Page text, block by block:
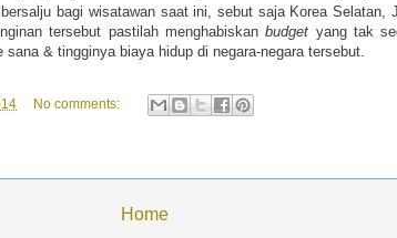
bagi wisatawan saat ini, sebut saja Korea Selatan,
tersebut pastilah menghabiskan budget yang tak
& tingginya biaya hidup di negara-negara tersebut.
No comments:
Home